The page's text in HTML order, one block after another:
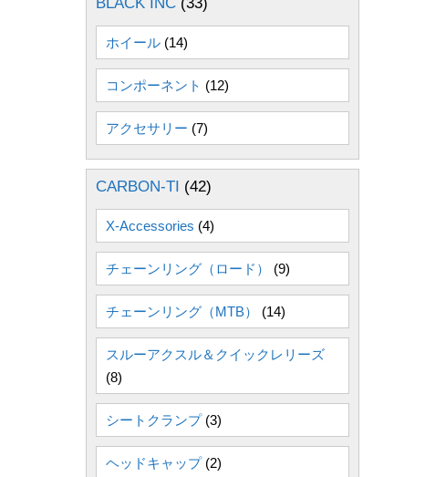
ホイール (14)
コンポーネント (12)
アクセサリー (7)
CARBON-TI (42)
X-Accessories (4)
チェーンリング（ロード） (9)
チェーンリング（MTB） (14)
スルーアクスル＆クイックレリーズ
(8)
シートクランプ(3)
ヘッドキャップ(2)